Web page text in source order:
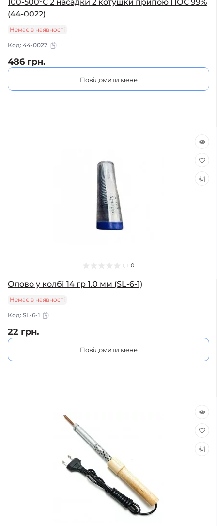
100-500°С 2 насадки 2 котушки припою ПОС 99%
(44-0022)
Немає в наявності
Код: 44-0022
486 грн.
Повідомити мене
0
Олово у колбі 14 гр 1.0 мм (SL-6-1)
Немає в наявності
Код: SL-6-1
22 грн.
Повідомити мене